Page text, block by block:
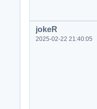
jokeR
2025-02-22 21:40:05